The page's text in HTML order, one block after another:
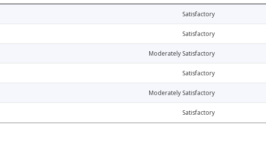
Satisfactory
Satisfactory
Moderately Satisfactory
Satisfactory
Moderately Satisfactory
Satisfactory